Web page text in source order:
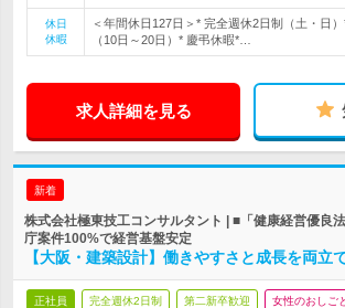
休日
休暇
＜年間休日127日＞* 完全週休2日制（土・日
（10日～20日）* 慶弔休暇*…
求人詳細を見る
新着
株式会社極東技工コンサルタント | ■「健康経営優良
庁案件100%で経営基盤安定
【大阪・建築設計】働きやすさと成長を両立
正社員 完全週休2日制 第二新卒歓迎 女性のおしご